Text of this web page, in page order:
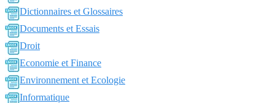
Dictionnaires et Glossaires
Documents et Essais
Droit
Economie et Finance
Environnement et Ecologie
Informatique